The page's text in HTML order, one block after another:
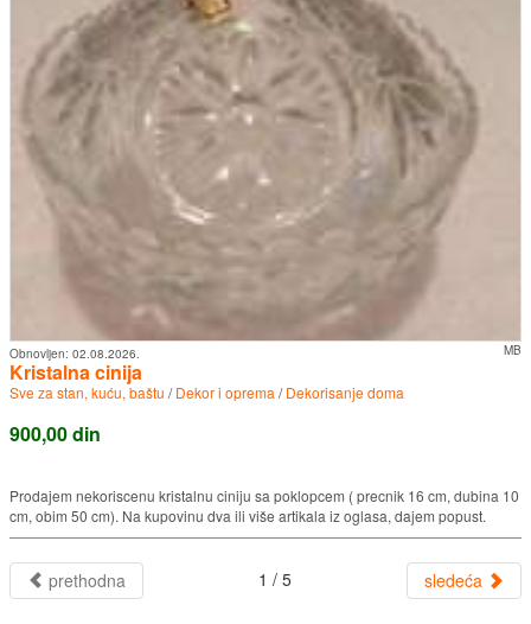
MB
Obnovljen: 02.08.2026.
Kristalna cinija
Sve za stan, kuću, baštu /Dekor i oprema /Dekorisanje doma
900,00 din
Prodajem nekoriscenu kristalnu ciniju sa poklopcem ( precnik 16 cm, dubina 10
cm, obim 50 cm). Na kupovinu dva ili više artikala iz oglasa, dajem popust.
prethodna 1 / 5 sledeća